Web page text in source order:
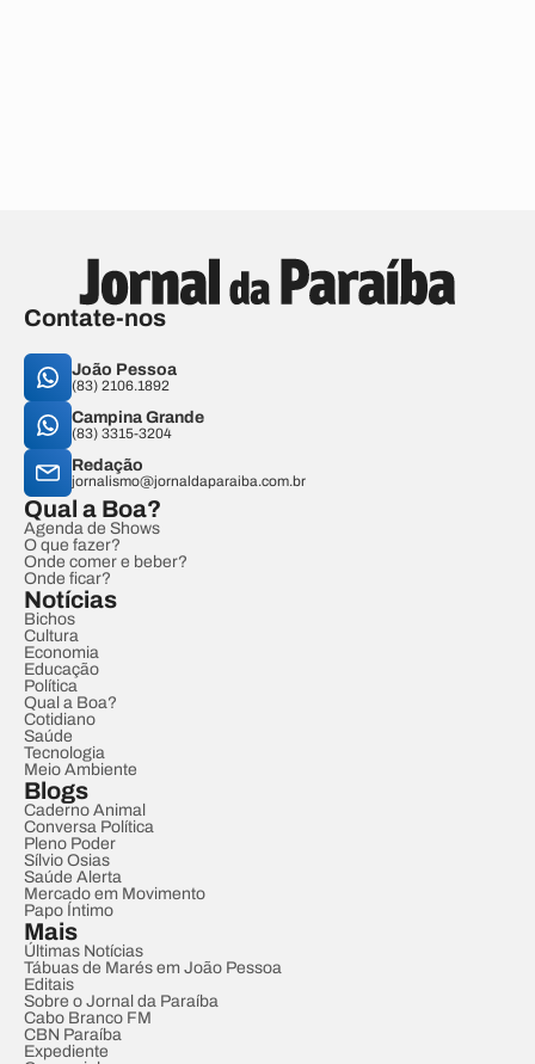
Contate-nos
João Pessoa
(83) 2106.1892
Campina Grande
(83) 3315-3204
Redação
jornalismo@jornaldaparaiba.com.br
Qual a Boa?
Agenda de Shows
O que fazer?
Onde comer e beber?
Onde ficar?
Notícias
Bichos
Cultura
Economia
Educação
Política
Qual a Boa?
Cotidiano
Saúde
Tecnologia
Meio Ambiente
Blogs
Caderno Animal
Conversa Política
Pleno Poder
Sílvio Osias
Saúde Alerta
Mercado em Movimento
Papo Íntimo
Mais
Últimas Notícias
Tábuas de Marés em João Pessoa
Editais
Sobre o Jornal da Paraíba
Cabo Branco FM
CBN Paraíba
Expediente